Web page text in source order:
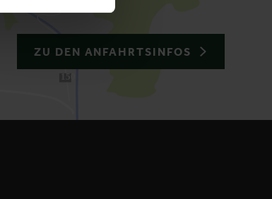
ZU DEN ANFAHRTSINFOS